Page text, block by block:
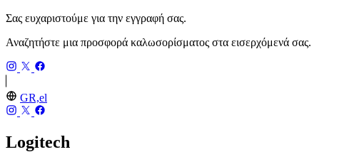
Σας ευχαριστούμε για την εγγραφή σας.
Αναζητήστε μια προσφορά καλωσορίσματος στα εισερχόμενά σας.
GR,el
Logitech